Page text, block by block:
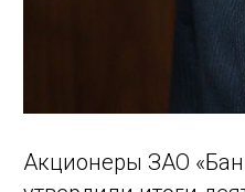
Акционеры ЗАО